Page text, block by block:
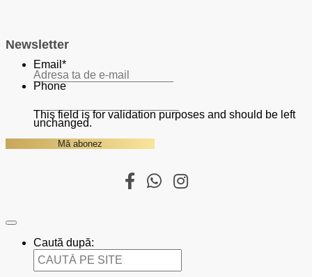
Newsletter
Email *
Phone
This field is for validation purposes and should be left
unchanged.
Caută după: